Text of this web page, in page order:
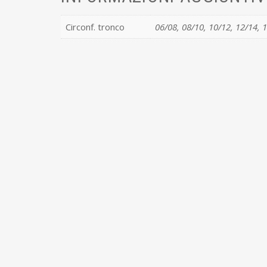
Circonf. tronco 06/08, 08/10, 10/12, 12/14,